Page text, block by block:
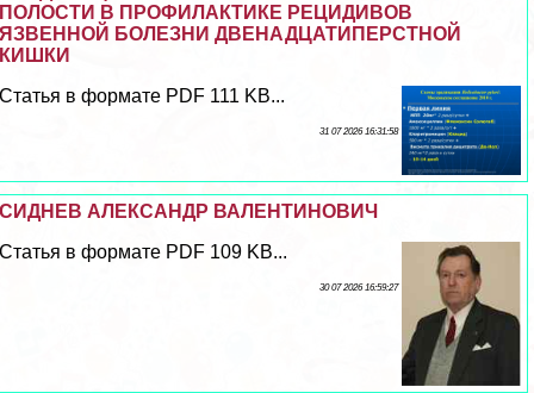
ПОЛОСТИ В ПРОФИЛАКТИКЕ РЕЦИДИВОВ
ЯЗВЕННОЙ БОЛЕЗНИ ДВЕНАДЦАТИПЕРСТНОЙ
КИШКИ
Статья в формате PDF 111 KB...
31 07 2026 16:31:58
СИДНЕВ АЛЕКСАНДР ВАЛЕНТИНОВИЧ
Статья в формате PDF 109 KB...
30 07 2026 16:59:27